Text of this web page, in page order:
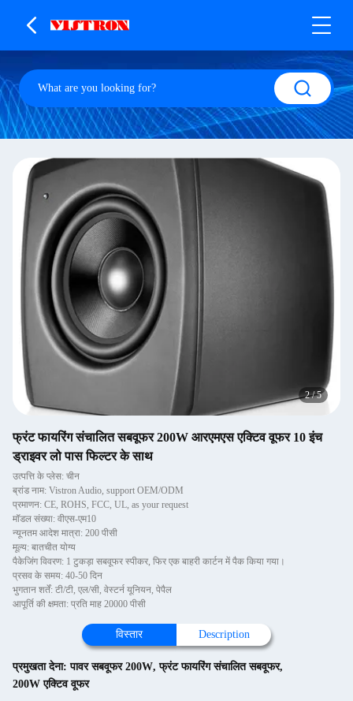
2/5
फ्रंट फायरिंग संचालित सबवूफर 200W आरएमएस एक्टिव वूफर 10 इंच
ड्राइवर लो पास फिल्टर के साथ
उत्पत्ति के प्लेस: चीन
ब्रांड नाम: Vistron Audio, support OEM/ODM
प्रमाणन: CE, ROHS, FCC, UL, as your request
मॉडल संख्या: वीएस-एम10
न्यूनतम आदेश मात्रा: 200 पीसी
मूल्य: बातचीत योग्य
पैकेजिंग विवरण: 1 टुकड़ा सबवूफर स्पीकर, फिर एक बाहरी कार्टन में पैक किया गया।
प्रसव के समय: 40-50 दिन
भुगतान शर्तें: टी/टी, एल/सी, वेस्टर्न यूनियन, पेपैल
आपूर्ति की क्षमता: प्रति माह 20000 पीसी
विस्तार Description
प्रमुखता देना:पावर सबवूफर 200W,फ्रंट फायरिंग संचालित सबवूफर,
200W एक्टिव वूफर